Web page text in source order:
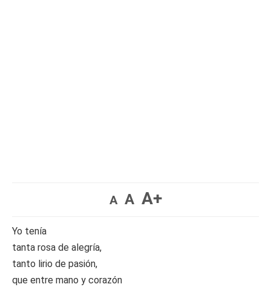
A A A+
Yo tenía
tanta rosa de alegría,
tanto lirio de pasión,
que entre mano y corazón